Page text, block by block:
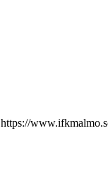
https://